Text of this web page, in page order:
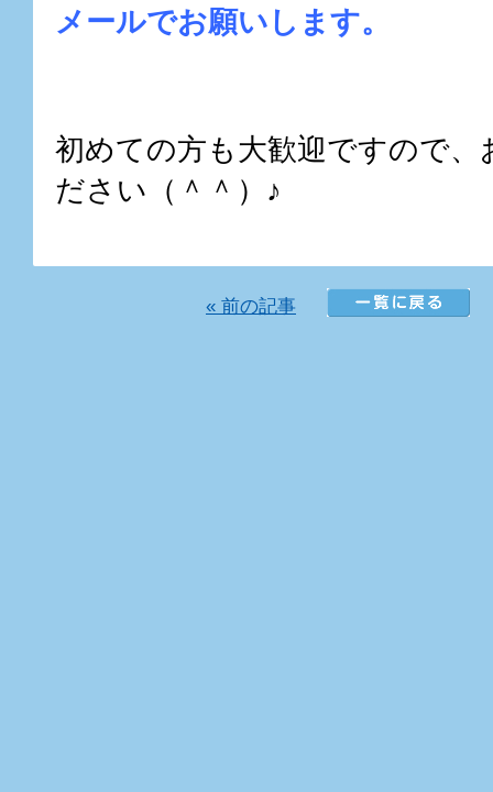
メールでお願いします。
初めての方も大歓迎ですので、
ださい（＾＾）♪
« 前の記事